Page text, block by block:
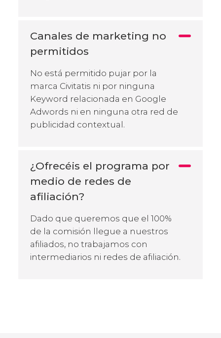
Canales de marketing no
permitidos
No está permitido pujar por la
marca Civitatis ni por ninguna
Keyword relacionada en Google
Adwords ni en ninguna otra red de
publicidad contextual.
¿Ofrecéis el programa por
medio de redes de
afiliación?
Dado que queremos que el 100%
de la comisión llegue a nuestros
afiliados, no trabajamos con
intermediarios ni redes de afiliación.